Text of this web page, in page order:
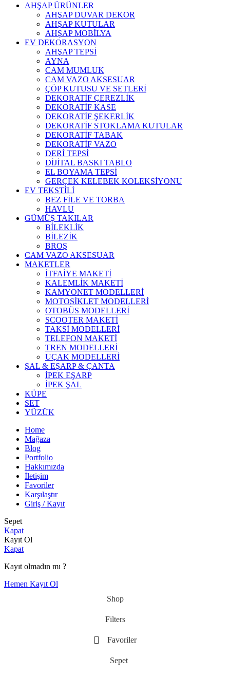
AHŞAP ÜRÜNLER
AHŞAP DUVAR DEKOR
AHŞAP KUTULAR
AHŞAP MOBİLYA
EV DEKORASYON
AHŞAP TEPSİ
AYNA
CAM MUMLUK
CAM VAZO AKSESUAR
ÇÖP KUTUSU VE SETLERİ
DEKORATİF ÇEREZLİK
DEKORATİF KASE
DEKORATİF ŞEKERLİK
DEKORATİF STOKLAMA KUTULAR
DEKORATİF TABAK
DEKORATİF VAZO
DERİ TEPSİ
DİJİTAL BASKI TABLO
EL BOYAMA TEPSİ
GERÇEK KELEBEK KOLEKSİYONU
EV TEKSTİLİ
BEZ FİLE VE TORBA
HAVLU
GÜMÜŞ TAKILAR
BİLEKLİK
BİLEZİK
BROŞ
CAM VAZO AKSESUAR
MAKETLER
İTFAİYE MAKETİ
KALEMLİK MAKETİ
KAMYONET MODELLERİ
MOTOSİKLET MODELLERİ
OTOBÜS MODELLERİ
SCOOTER MAKETİ
TAKSİ MODELLERİ
TELEFON MAKETİ
TREN MODELLERİ
UÇAK MODELLERİ
ŞAL & EŞARP & ÇANTA
İPEK EŞARP
İPEK ŞAL
KÜPE
SET
YÜZÜK
Home
Mağaza
Blog
Portfolio
Hakkımızda
İletişim
Favoriler
Karşılaştır
Giriş / Kayıt
Sepet
Kapat
Kayıt Ol
Kapat
Kayıt olmadın mı ?
Hemen Kayıt Ol
Shop
Filters
Favoriler
Sepet